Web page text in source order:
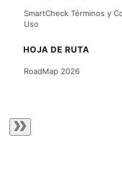
SmartCheck Términos y
Uso
HOJA DE RUTA
RoadMap 2026